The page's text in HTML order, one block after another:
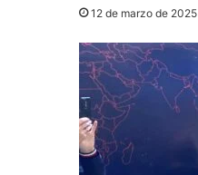
12 de marzo de 2025